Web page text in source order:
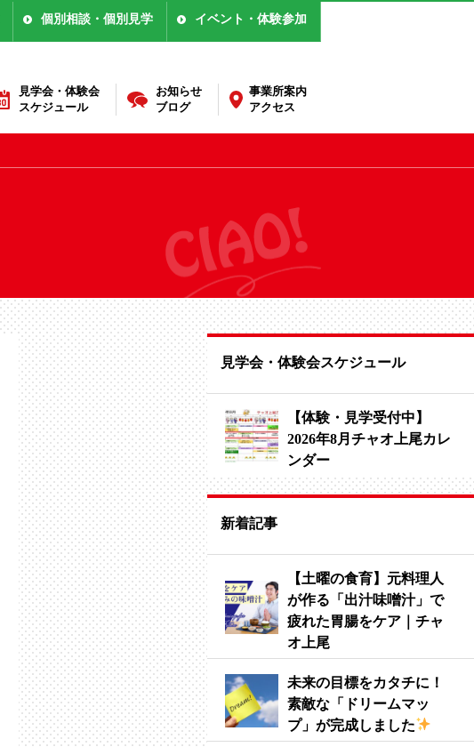
個別相談・個別見学 イベント・体験参加
見学会・体験会
スケジュール
お知らせ
ブログ
事業所案内
アクセス
見学会・体験会スケジュール
【体験・見学受付中】
2026年8月チャオ上尾カレ
ンダー
新着記事
【土曜の食育】元料理人
が作る「出汁味噌汁」で
疲れた胃腸をケア｜チャ
オ上尾
未来の目標をカタチに！
素敵な「ドリームマッ
プ」が完成しました